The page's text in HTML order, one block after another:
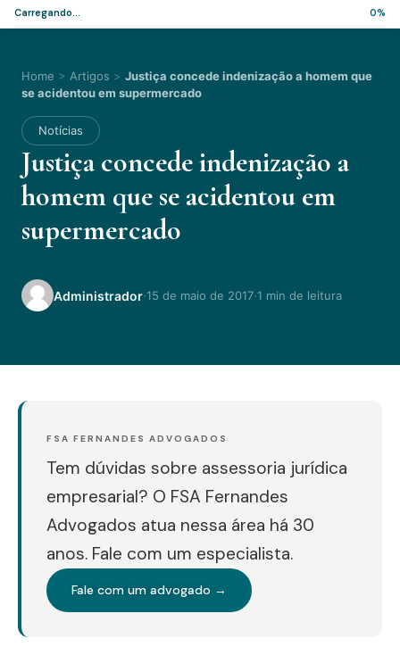
Home > Artigos > Justiça concede indenização a homem que
se acidentou em supermercado
Notícias
Justiça concede indenização a
homem que se acidentou em
supermercado
Administrador·15 de maio de 2017·1 min de leitura
Carregando... 0%
FSA FERNANDES ADVOGADOS
Tem dúvidas sobre assessoria jurídica
empresarial? O FSA Fernandes
Advogados atua nessa área há 30
anos. Fale com um especialista.
Fale com um advogado →